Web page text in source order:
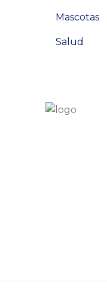
Mascotas
Salud